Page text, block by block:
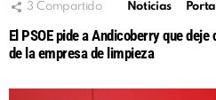
3 Compartido Noticias
El PSOE pide a Andicoberry que
de la empresa de limpieza